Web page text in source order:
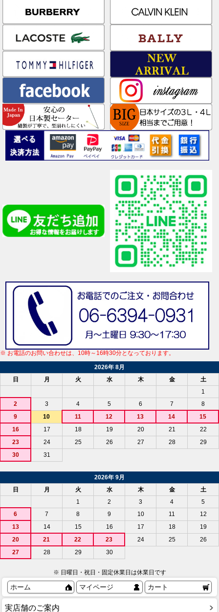
※ お電話のお問い合わせは、10時～16時30分となっております。
2026年 8月
日
月 火 水 木 金
土
1
2
3 4 5 6 7
8
9
10 11 12 13 14
15
16
17 18 19 20 21
22
23
24 25 26 27 28
29
30
31
2026年 9月
日
月 火 水 木 金
土
1
2 3 4
5
6
7 8 9 10 11
12
13
14 15 16 17 18
19
20
21 22 23 24 25
26
27
28 29 30
※ 日曜日・祝日・固定休業日は休業日です
ホーム マイページ カート
実店舗のご案内